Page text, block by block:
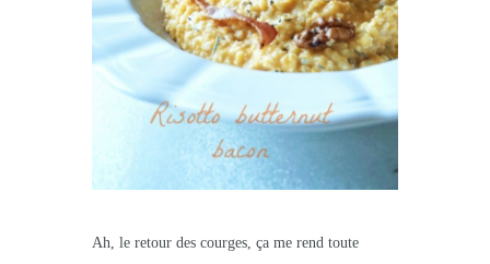
Ah, le retour des courges, ça me rend toute